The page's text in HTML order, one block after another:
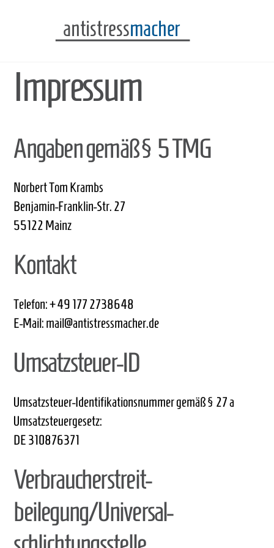
Impressum
Angaben gemäß § 5 TMG
Norbert Tom Krambs
Benjamin-Franklin-Str. 27
55122 Mainz
Kontakt
Telefon: +49 177 2738648
E-Mail: mail@antistressmacher.de
Umsatzsteuer-ID
Umsatzsteuer-Identifikationsnummer gemäß § 27 a
Umsatzsteuergesetz:
DE 310876371
Verbraucher­streit­
beilegung/Universal­